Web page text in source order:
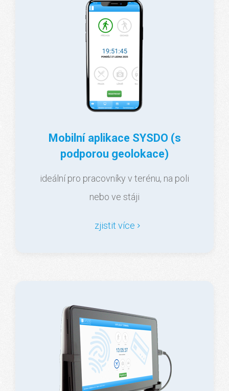
Mobilní aplikace SYSDO (s
podporou geolokace)
ideální pro pracovníky v terénu, na poli
nebo ve stáji
zjistit více